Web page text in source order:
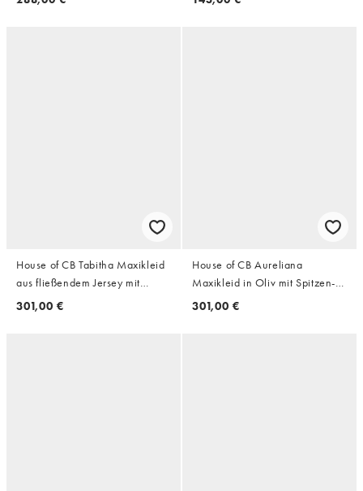
House of CB Tabitha Maxikleid
aus fließendem Jersey mit
tiefem Ausschnitt in Black
301,00 €
House of CB Aureliana
Maxikleid in Oliv mit Spitzen-
Bogenkantenabschluss
301,00 €